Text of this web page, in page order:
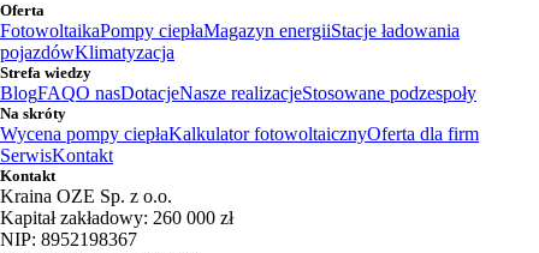
Oferta
FotowoltaikaPompy ciepłaMagazyn energiiStacje ładowania
pojazdówKlimatyzacja
Strefa wiedzy
BlogFAQO nasDotacjeNasze realizacjeStosowane podzespoły
Na skróty
Wycena pompy ciepłaKalkulator fotowoltaicznyOferta dla firm
SerwisKontakt
Kontakt
Kraina OZE Sp. z o.o.
Kapitał zakładowy: 260 000 zł
NIP: 8952198367